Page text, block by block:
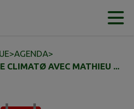
>AGENDA>
CLIMATØ AVEC MATHIEU ...